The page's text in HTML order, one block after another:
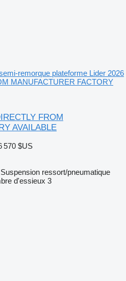
remorque plateforme Lider 2026
MANUFACTURER FACTORY
FROM
AVAILABLE
570 $US
Suspension ressort/pneumatique
d'essieux 3